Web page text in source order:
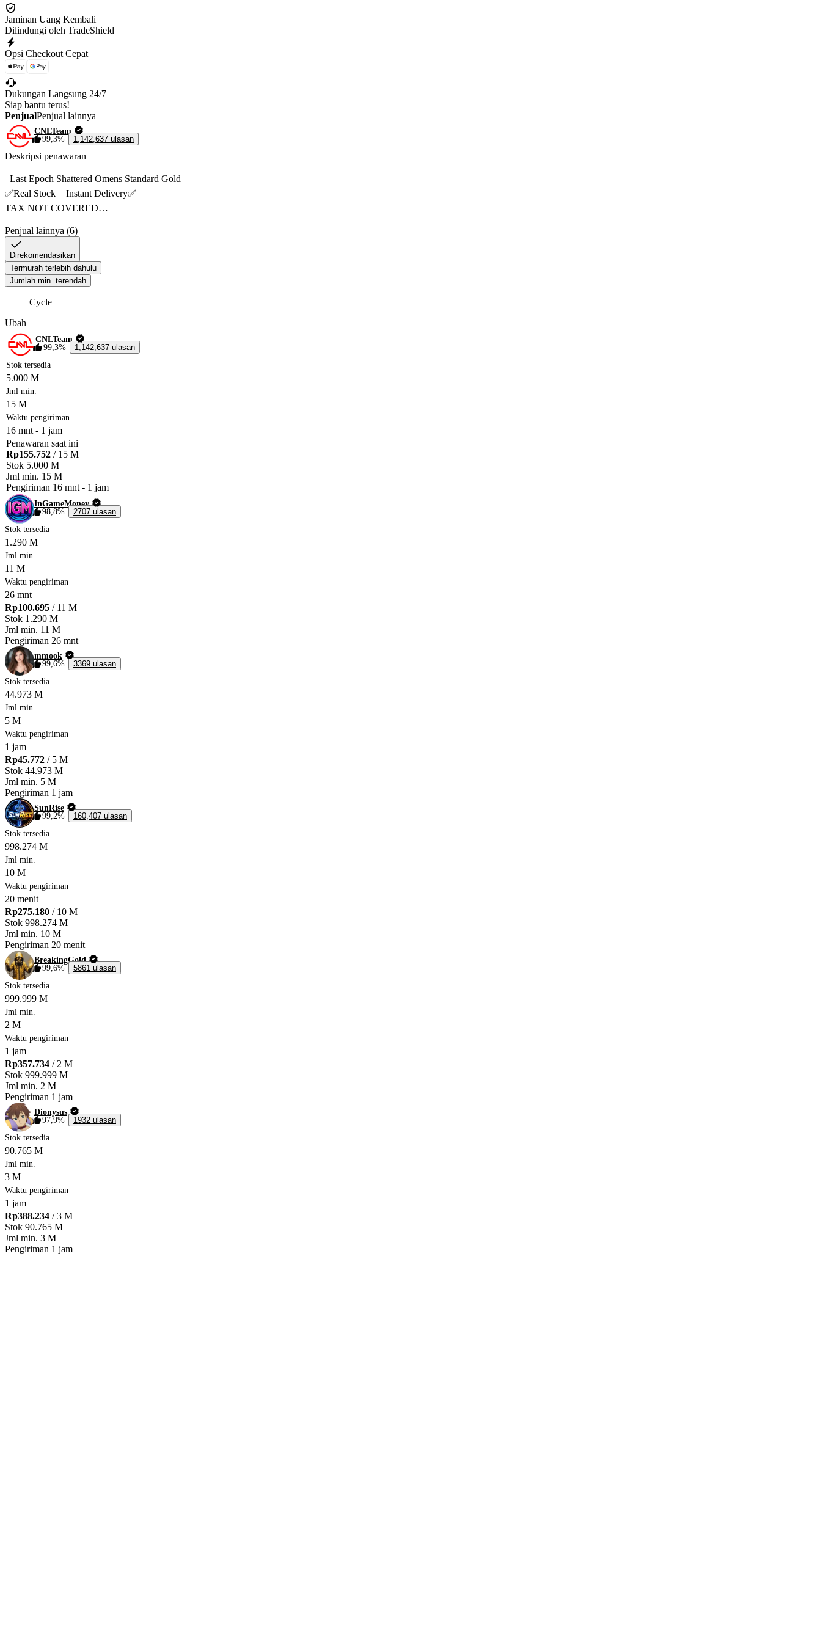
Jaminan Uang Kembali
Dilindungi oleh TradeShield
Opsi Checkout Cepat
Dukungan Langsung 24/7
Siap bantu terus!
PenjualPenjual lainnya
CNLTeam
99,3%
1,142,637 ulasan
Deskripsi penawaran
  Last Epoch Shattered Omens Standard Gold
✅Real Stock = Instant Delivery✅
TAX NOT COVERED
Tax not Covered
Penjual lainnya (6)
Direkomendasikan
Termurah terlebih dahulu
Jumlah min. terendah
Cycle
Ubah
CNLTeam
99,3%
1,142,637 ulasan
Stok tersedia
5.000 M
Jml min.
15 M
Waktu pengiriman
16 mnt - 1 jam
Penawaran saat ini
Rp155.752 / 15 M
Stok 5.000 M
Jml min. 15 M
Pengiriman 16 mnt - 1 jam
InGameMoney
98,8%
2707 ulasan
Stok tersedia
1.290 M
Jml min.
11 M
Waktu pengiriman
26 mnt
Rp100.695 / 11 M
Stok 1.290 M
Jml min. 11 M
Pengiriman 26 mnt
mmook
99,6%
3369 ulasan
Stok tersedia
44.973 M
Jml min.
5 M
Waktu pengiriman
1 jam
Rp45.772 / 5 M
Stok 44.973 M
Jml min. 5 M
Pengiriman 1 jam
SunRise
99,2%
160,407 ulasan
Stok tersedia
998.274 M
Jml min.
10 M
Waktu pengiriman
20 menit
Rp275.180 / 10 M
Stok 998.274 M
Jml min. 10 M
Pengiriman 20 menit
BreakingGold
99,6%
5861 ulasan
Stok tersedia
999.999 M
Jml min.
2 M
Waktu pengiriman
1 jam
Rp357.734 / 2 M
Stok 999.999 M
Jml min. 2 M
Pengiriman 1 jam
Dionysus
97,9%
1932 ulasan
Stok tersedia
90.765 M
Jml min.
3 M
Waktu pengiriman
1 jam
Rp388.234 / 3 M
Stok 90.765 M
Jml min. 3 M
Pengiriman 1 jam